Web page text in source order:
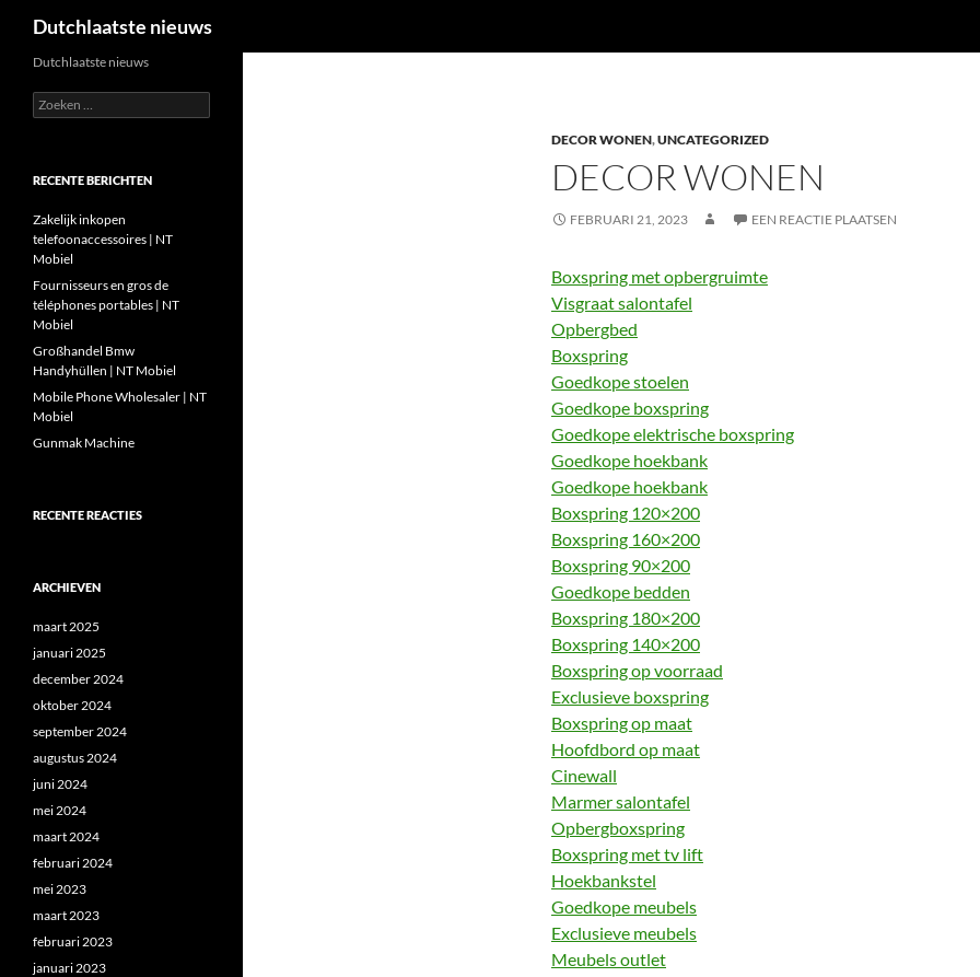
Dutchlaatste nieuws
DECOR WONEN,UNCATEGORIZED
DECOR WONEN
FEBRUARI 21, 2023 EEN REACTIE PLAATSEN
Boxspring met opbergruimte
Visgraat salontafel
Opbergbed
Boxspring
Goedkope stoelen
Goedkope boxspring
Goedkope elektrische boxspring
Goedkope hoekbank
Goedkope hoekbank
Boxspring 120×200
Boxspring 160×200
Boxspring 90×200
Goedkope bedden
Boxspring 180×200
Boxspring 140×200
Boxspring op voorraad
Exclusieve boxspring
Boxspring op maat
Hoofdbord op maat
Cinewall
Marmer salontafel
Opbergboxspring
Boxspring met tv lift
Hoekbankstel
Goedkope meubels
Exclusieve meubels
Meubels outlet
Dutchlaatste nieuws
Zoeken
naar:
RECENTE BERICHTEN
Zakelijk inkopen
telefoonaccessoires | NT
Mobiel
Fournisseurs en gros de
téléphones portables | NT
Mobiel
Großhandel Bmw
Handyhüllen | NT Mobiel
Mobile Phone Wholesaler | NT
Mobiel
Gunmak Machine
RECENTE REACTIES
ARCHIEVEN
maart 2025
januari 2025
december 2024
oktober 2024
september 2024
augustus 2024
juni 2024
mei 2024
maart 2024
februari 2024
mei 2023
maart 2023
februari 2023
januari 2023